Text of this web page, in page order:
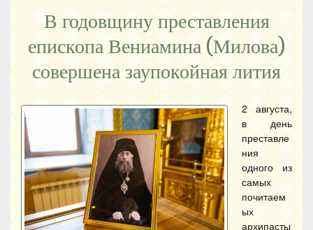
В годовщину преставления
епископа Вениамина (Милова)
совершена заупокойная лития
2 августа,
в день
преставле
ния
одного из
самых
почитаем
ых
архипасты